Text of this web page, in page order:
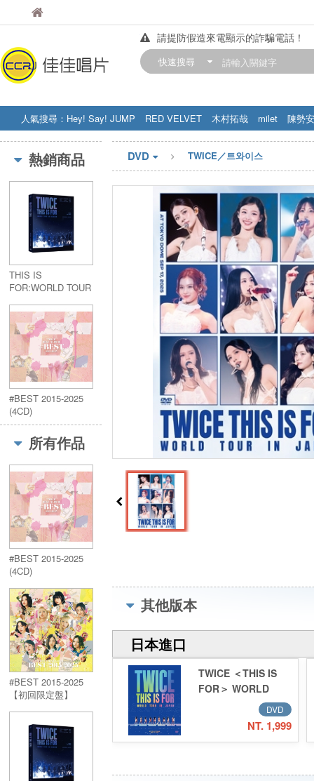
佳佳唱片
【中華門市營業時間調整公告】
訂購金額滿200元，即享免運優惠!!
快速搜尋
人氣搜尋： Hey! Say! JUMP RED VELVET 木村拓哉 milet
陳勢安
STRAY KIDS
盧廣仲 周杰伦
熱銷商品
THIS IS
FOR:WORLD TOUR
(2DVD)
#BEST 2015-2025
(4CD)
所有作品
#BEST 2015-2025
(4CD)
#BEST 2015-2025
【初回限定盤】
DVD TWICE／트와이스
其他版本
日本進口
TWICE ＜THIS IS
FOR＞ WORLD
TOUR IN JAPAN
【初回限定盤】
DVD
NT. 1,999